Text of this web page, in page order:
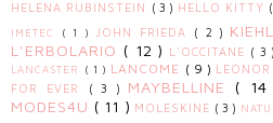
HELENA RUBINSTEIN
( 3 ) HELLO KITTY
IMETEC ( 1 ) JOHN FRIEDA ( 2 )
L'ERBOLARIO ( 12 ) L'OCCITANE ( 3 )
LANCASTER ( 1 ) LANCOME ( 9 )
FOR EVER
( 3 ) MAYBELLINE ( 14
MODES4U ( 11 ) MOLESKINE ( 3 )